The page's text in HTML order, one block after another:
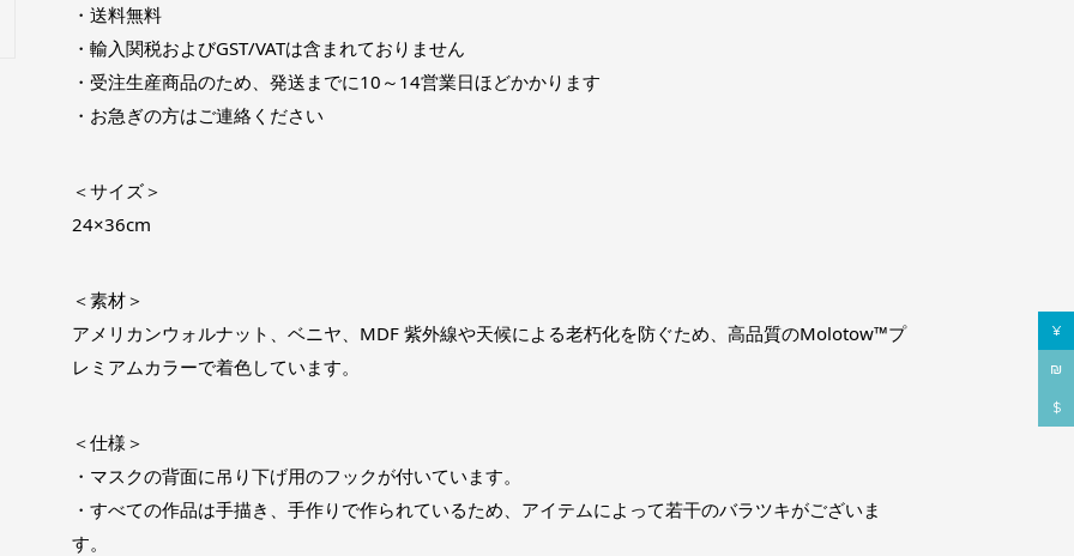
¥
₪
$
・送料無料
・輸入関税およびGST/VATは含まれておりません
・受注生産商品のため、発送までに10～14営業日ほどかかります
・お急ぎの方はご連絡ください
＜サイズ＞
24×36cm
＜素材＞
アメリカンウォルナット、ベニヤ、MDF 紫外線や天候による老朽化を防ぐため、高品質のMolotow™プ
レミアムカラーで着色しています。
＜仕様＞
・マスクの背面に吊り下げ用のフックが付いています。
・すべての作品は手描き、手作りで作られているため、アイテムによって若干のバラツキがございま
す。